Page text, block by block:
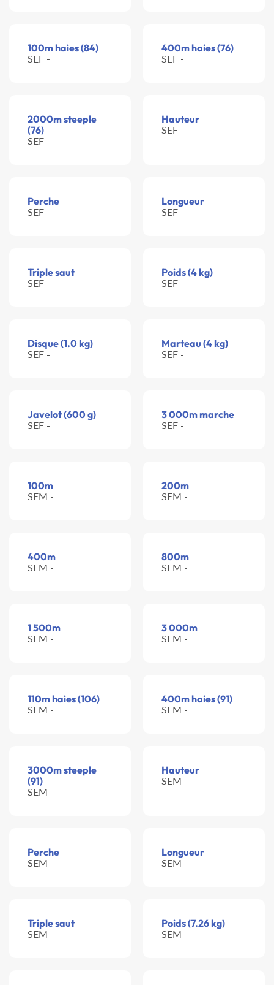
100m haies (84)
SEF -
400m haies (76)
SEF -
2000m steeple
(76)
SEF -
Hauteur
SEF -
Perche
SEF -
Longueur
SEF -
Triple saut
SEF -
Poids (4 kg)
SEF -
Disque (1.0 kg)
SEF -
Marteau (4 kg)
SEF -
Javelot (600 g)
SEF -
3 000m marche
SEF -
100m
SEM -
200m
SEM -
400m
SEM -
800m
SEM -
1 500m
SEM -
3 000m
SEM -
110m haies (106)
SEM -
400m haies (91)
SEM -
3000m steeple
(91)
SEM -
Hauteur
SEM -
Perche
SEM -
Longueur
SEM -
Triple saut
SEM -
Poids (7.26 kg)
SEM -